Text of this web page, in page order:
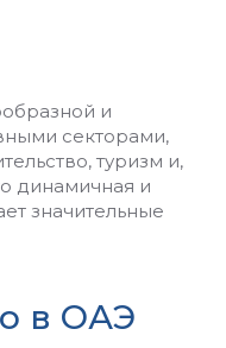
и
секторами,
туризм и,
динамичная и
значительные
в ОАЭ